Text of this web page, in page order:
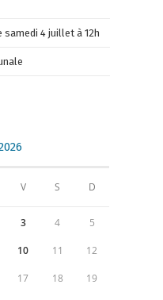
samedi 4 juillet à 12h
V S D
3 4 5
10 11 12
17 18 19